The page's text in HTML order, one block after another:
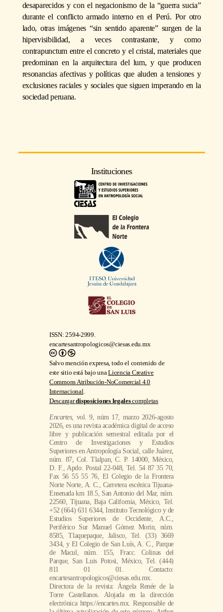
desaparecidos y con el negacionismo de la “guerra sucia”
durante el conflicto armado interno en el Perú. Por otro
lado, otras imágenes “sin sentido aparente” surgen de la
hipervisibilidad, a veces contrastante, y como
contrapunctum entre el concreto y el cristal, materiales que
predominan en la arquitectura del lum, y que producen
resonancias afectivas y políticas que aluden a tensiones y
exclusiones raciales y sociales que siguen imperando en la
sociedad peruana.
Instituciones
ISSN: 2594-2999.
encartesantropologicos@ciesas.edu.mx
Salvo mención expresa, todo el contenido de
este sitio está bajo unaLicencia Creative
Commons Atribución-NoComercial 4.0
Internacional.
Descargardisposiciones legalescompletas
Encartes, vol. 9, núm 17, marzo 2026-agosto
2026, es una revista académica digital de acceso
libre y publicación semestral editada por el
Centro de Investigaciones y Estudios
Superiores en Antropología Social, calle Juárez,
núm. 87, Col. Tlalpan, C. P. 14000, México,
D. F., Apdo. Postal 22-048, Tel. 54 87 35 70,
Fax 56 55 55 76, El Colegio de la Frontera
Norte Norte, A. C., Carretera escénica Tijuana-
Ensenada km 18.5, San Antonio del Mar, núm.
22560, Tijuana, Baja California, México, Tel.
+52 (664) 631 6344, Instituto Tecnológico y de
Estudios Superiores de Occidente, A.C.,
Periférico Sur Manuel Gómez Morin, núm.
8585, Tlaquepaque, Jalisco, Tel. (33) 3669
3434, y El Colegio de San Luís, A. C., Parque
de Macul, núm. 155, Fracc. Colinas del
Parque, San Luis Potosi, México, Tel. (444)
811 01 01. Contacto:
encartesantropologicos@ciesas.edu.mx.
Directora de la revista: Ángela Renée de la
Torre Castellanos. Alojada en la dirección
electrónica https://encartes.mx. Responsable de